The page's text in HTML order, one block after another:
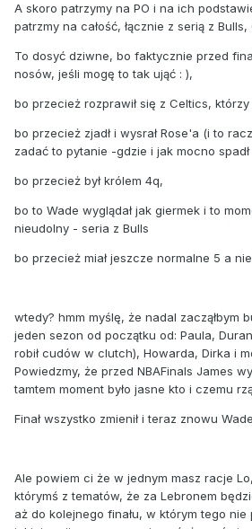
A skoro patrzymy na PO i na ich
patrzmy na całość, łącznie z serią z
To dosyć dziwne, bo faktycznie przed
nosów, jeśli mogę to tak ująć : ),
bo przecież rozprawił się z Celtics, którzy
bo przecież zjadł i wysrał Rose'a (i to
zadać to pytanie -gdzie i jak mocno
bo przecież był królem 4q,
bo to Wade wyglądał jak giermek i to
nieudolny - seria z Bulls
bo przecież miał jeszcze normalne 5 a
wtedy? hmm myślę, że nadal zacząłbym
jeden sezon od początku od: Paula,
robił cudów w clutch), Howarda, Dirka i
Powiedzmy, że przed NBAFinals James
tamtem moment było jasne kto i czemu
Finał wszystko zmienił i teraz znowu
Ale powiem ci że w jednym masz racje
którymś z tematów, że za Lebronem
aż do kolejnego finału, w którym tego nie